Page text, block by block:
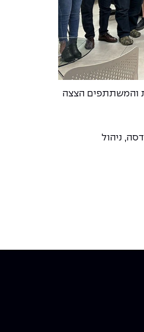
המשתתפות והמשתתפים הצצה
ניהול